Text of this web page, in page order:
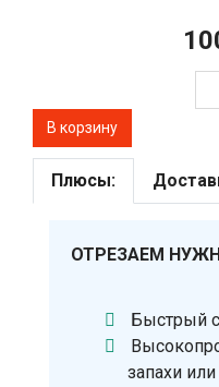
Плюсы:
ОТРЕЗАЕМ
Быстрый
запахи